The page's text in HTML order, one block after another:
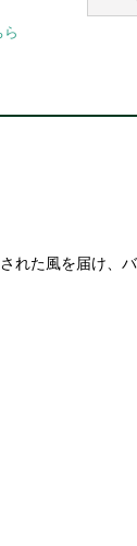
ら
れた風を届け、